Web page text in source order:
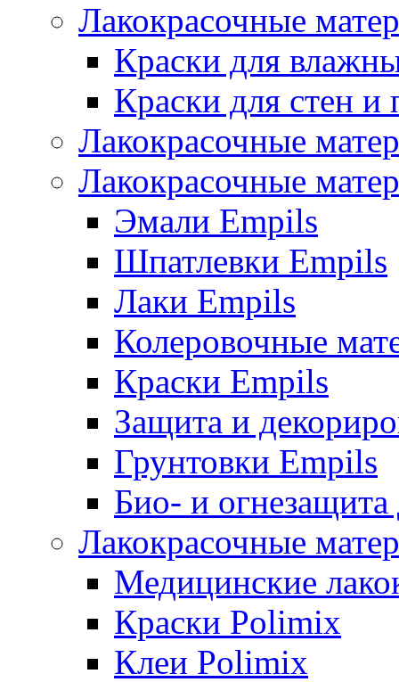
Лакокрасочные
Краски для
Краски для стен и
Лакокрасочные
Лакокрасочные
Эмали Empils
Шпатлевки Empils
Лаки Empils
Колеровочные
Краски Empils
Защита и
Грунтовки Empils
Био- и
Лакокрасочные
Медицинские
Краски Polimix
Клеи Polimix